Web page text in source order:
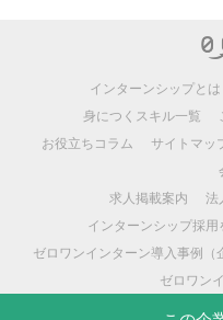
インターンシップとは
身につくスキル一覧
お役立ちコラム
サイトマッ
求人掲載案内
法
インターンシップ採
ゼロワンインターン導入事例（
ゼロワン